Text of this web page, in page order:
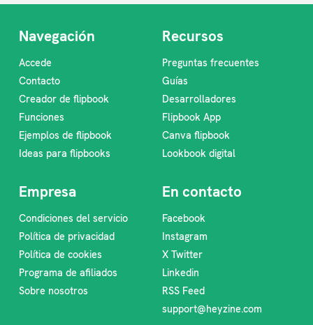
Navegación
Accede
Contacto
Creador de flipbook
Funciones
Ejemplos de flipbook
Ideas para flipbooks
Recursos
Preguntas frecuentes
Guías
Desarrolladores
Flipbook App
Canva flipbook
Lookbook digital
Empresa
Condiciones del servicio
Política de privacidad
Política de cookies
Programa de afiliados
Sobre nosotros
En contacto
Facebook
Instagram
X Twitter
Linkedin
RSS Feed
support@heyzine.com